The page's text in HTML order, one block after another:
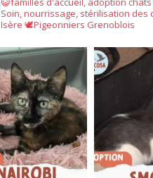
Soin, nourrissage, stérilisation des
Isère 🕊︎Pigeonniers Grenoblois